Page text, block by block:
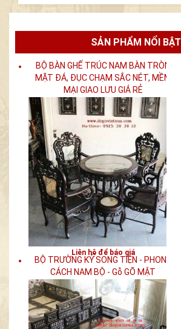
SẢN PHẨM NỔI BẬT
Liên hệ để báo giá
BỘ BÀN GHẾ TRÚC NAM BÀN TRÒN
MẶT ĐÁ, ĐỤC CHẠM SẮC NÉT, MỀM
MẠI GIAO LƯU GIÁ RẺ
Liên hệ để báo giá
BỘ TRƯỜNG KỶ SONG TIỆN - PHONG
CÁCH NAM BỘ - Gỗ GÕ MẬT